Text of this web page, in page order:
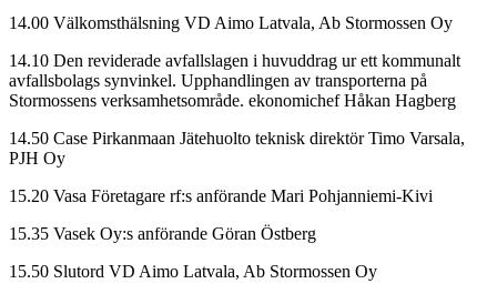
14.00 Välkomsthälsning VD Aimo Latvala, Ab Stormossen Oy
14.10 Den reviderade avfallslagen i huvuddrag ur ett kommunalt
avfallsbolags synvinkel. Upphandlingen av transporterna på
Stormossens verksamhetsområde. ekonomichef Håkan Hagberg
14.50 Case Pirkanmaan Jätehuolto teknisk direktör Timo Varsala,
PJH Oy
15.20 Vasa Företagare rf:s anförande Mari Pohjanniemi-Kivi
15.35 Vasek Oy:s anförande Göran Östberg
15.50 Slutord VD Aimo Latvala, Ab Stormossen Oy